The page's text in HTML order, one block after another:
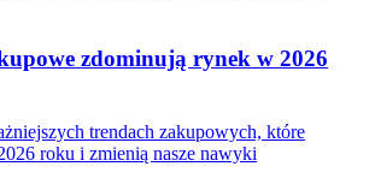
zdominują rynek w 2026
trendach zakupowych, które
roku i zmienią nasze nawyki